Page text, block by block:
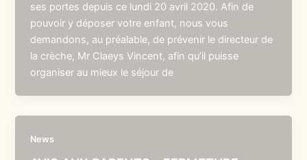
ses portes depuis ce lundi 20 avril 2020. Afin de
pouvoir y déposer votre enfant, nous vous
demandons, au préalable, de prévenir le directeur de
la crèche, Mr Claeys Vincent, afin qu’il puisse
organiser au mieux le séjour de
News